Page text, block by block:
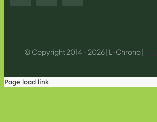
© Copyright 2014 - 2026 | L-Chrono |
Page load link